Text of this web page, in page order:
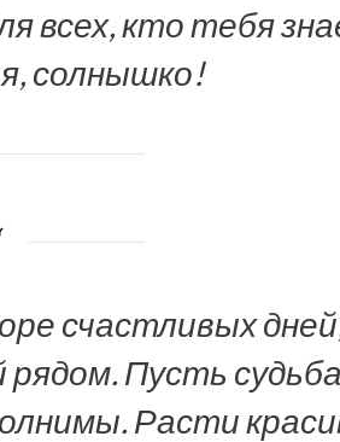
всех, кто тебя
солнышко!
счастливых
Пусть
Расти